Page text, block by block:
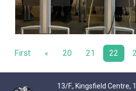
First « 20 21 22
13/F., Kingsfield Centre,